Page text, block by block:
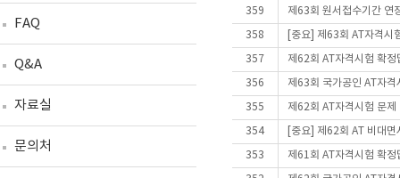
FAQ
Q&A
자료실
문의처
359 제63회 원서접수기간 연
358 [중요] 제63회 AT자격시
357 제62회 AT자격시험 확정
356 제63회 국가공인 AT자격
355 제62회 AT자격시험 문
354 [중요] 제62회 AT 비대
353 제61회 AT자격시험 확정